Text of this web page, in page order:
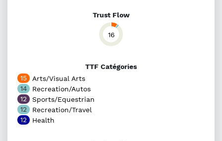
Trust Flow
16
TTF Catégories
15
Arts/Visual Arts
14
Recreation/Autos
12
Sports/Equestrian
12
Recreation/Travel
12
Health